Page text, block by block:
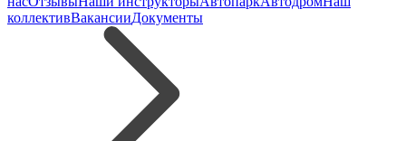
коллективВакансииДокументы